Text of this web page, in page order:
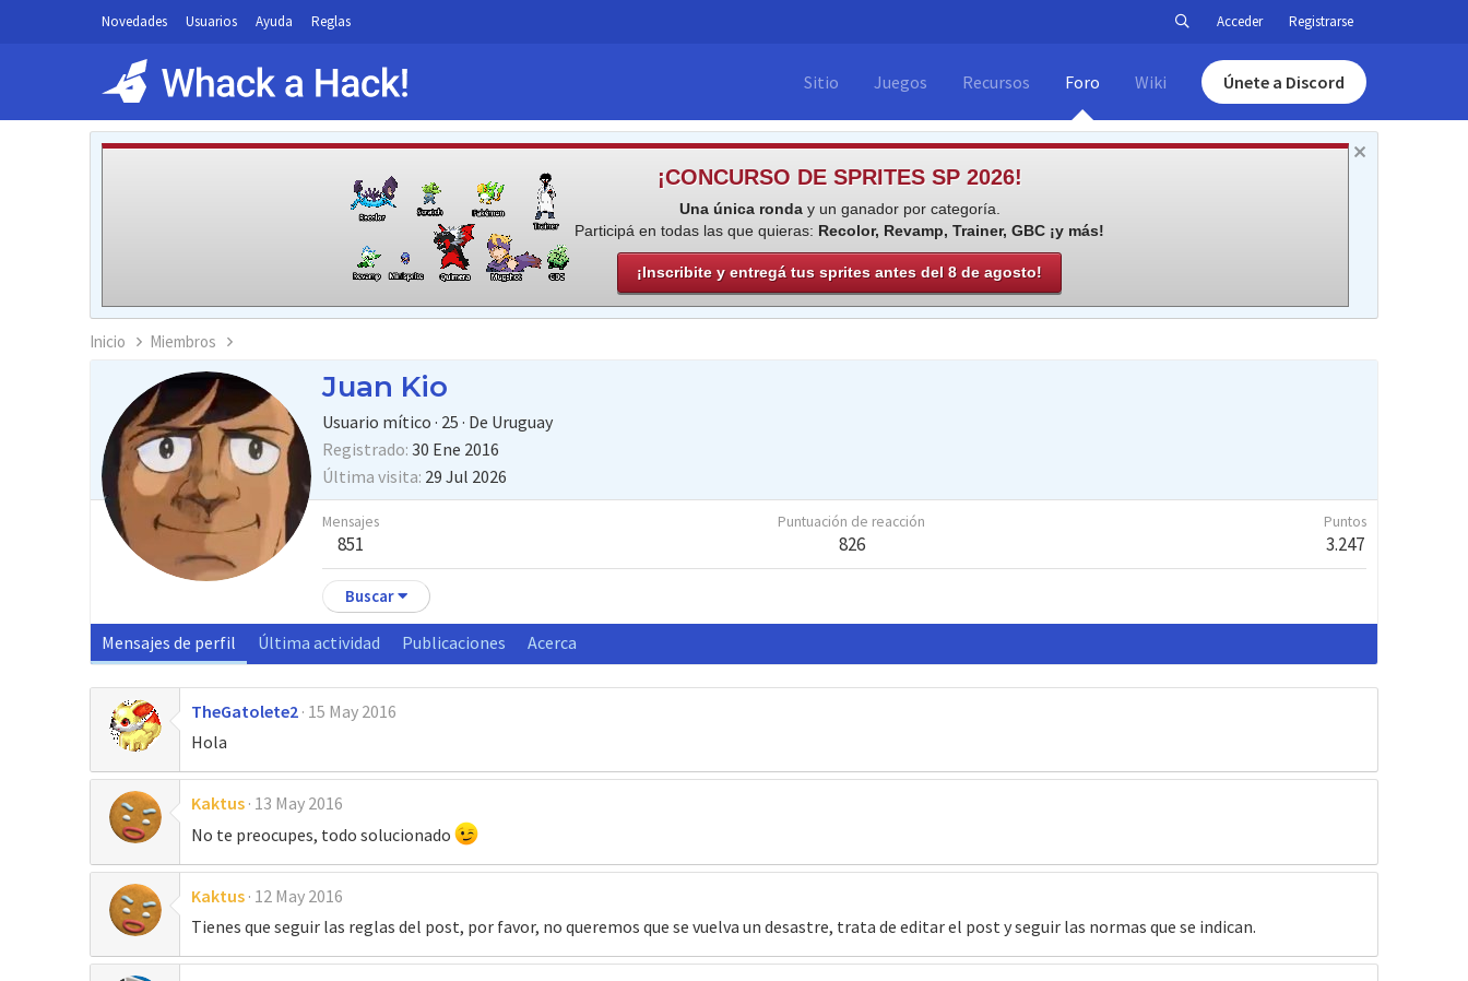
Novedades Usuarios Ayuda Reglas Acceder Registrarse
Sitio Juegos Recursos Foro Wiki Únete a Discord
¡CONCURSO DE SPRITES SP 2026!
Una única ronday un ganador por categoría.
Participá en todas las que quieras: Recolor, Revamp, Trainer, GBC ¡y más!
¡Inscribite y entregá tus sprites antes del 8 de agosto!
Inicio Miembros
Juan Kio
Usuario mítico · 25 · De Uruguay
Registrado 30 Ene 2016
Última visita 29 Jul 2026
Mensajes
851
Puntuación de reacción
826
Puntos
3.247
Buscar
Mensajes de perfil Última actividad Publicaciones Acerca
TheGatolete2 15 May 2016
Hola
Kaktus 13 May 2016
No te preocupes, todo solucionado
Kaktus 12 May 2016
Tienes que seguir las reglas del post, por favor, no queremos que se vuelva un desastre, trata de editar el post y seguir las normas que se indican.